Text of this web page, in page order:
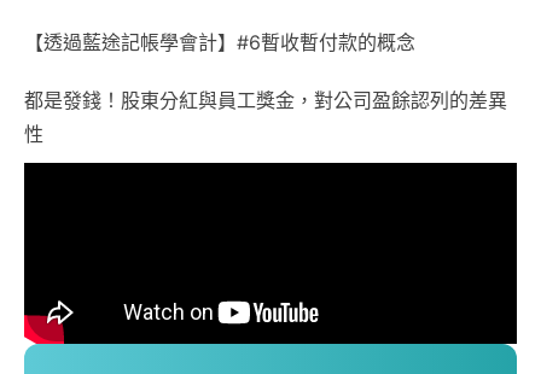
【透過藍途記帳學會計】#6暫收暫付款的概念
都是發錢！股東分紅與員工獎金，對公司盈餘認列的差異
性